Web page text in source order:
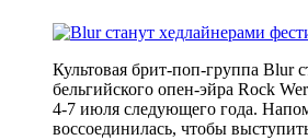
Культовая брит-поп-группа Blur
бельгийского опен-эйра Rock
4-7 июля следующего года.
воссоединилась, чтобы